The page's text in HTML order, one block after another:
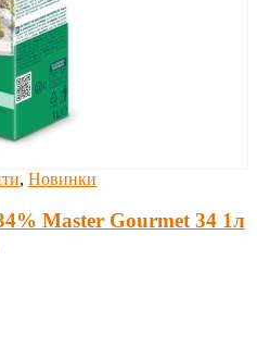
, Новинки
Master Gourmet 34 1л